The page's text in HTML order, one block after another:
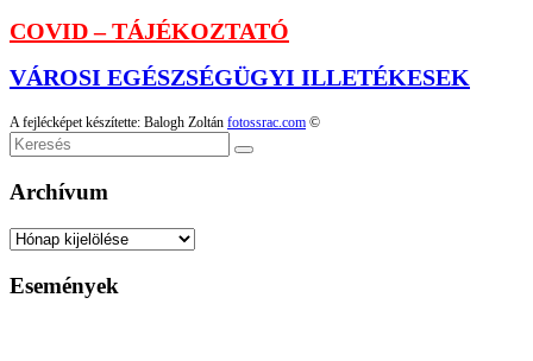
COVID – TÁJÉKOZTATÓ
VÁROSI EGÉSZSÉGÜGYI ILLETÉKESEK
A fejlécképet készítette: Balogh Zoltán fotossrac.com ©
Keresés
Archívum
Archívum
Események